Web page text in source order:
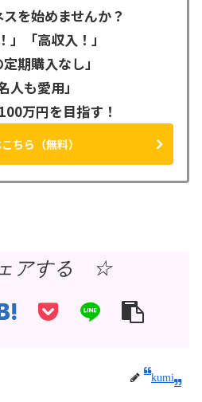
を始めませんか？
」「高収入！」
定期購入なし」
人も愛用」
万円を目指す！
ちら（無料）
アする ☆
kumi